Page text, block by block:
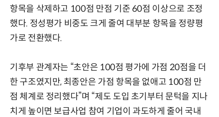
항목을 삭제하고 100점 만점 기준 60점 이상으로 조정
했다. 정성평가 비중도 크게 줄여 대부분 항목을 정량평
가로 전환했다.
기후부 관계자는 “초안은 100점 평가에 가점 20점을 더
한 구조였지만, 최종안은 가점 항목을 없애고 100점 만
점 체계로 정리했다”며 “제도 도입 초기부터 문턱을 지나
치게 높이면 보급사업 참여 기업이 과도하게 줄어 국내